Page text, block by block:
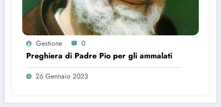
Gestione 0
Preghiera di Padre Pio per gli ammalati
26 Gennaio 2023